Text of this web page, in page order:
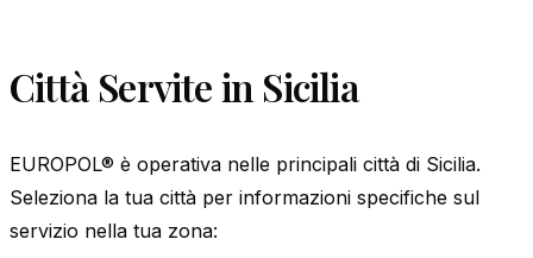
Città Servite in Sicilia
EUROPOL® è operativa nelle principali città di Sicilia.
Seleziona la tua città per informazioni specifiche sul
servizio nella tua zona: